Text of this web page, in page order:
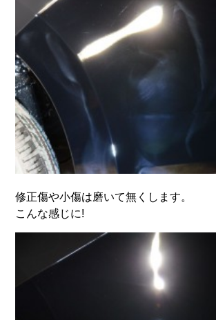
修正傷や小傷は磨いて無くします。
こんな感じに!